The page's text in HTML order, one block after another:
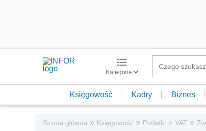
Kategorie
Księgowość Kadry Biznes
Strona główna » Księgowość » Podatki » VAT »